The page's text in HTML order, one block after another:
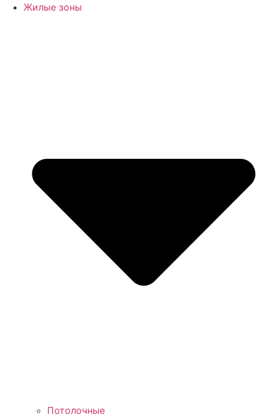
Жилые зоны
Потолочные